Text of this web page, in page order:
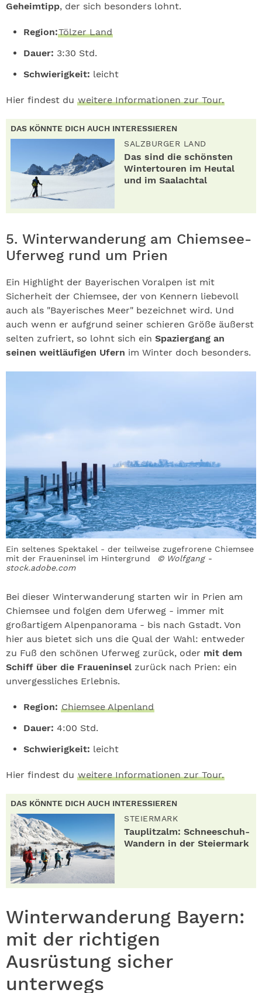
Geheimtipp, der sich besonders lohnt.
Region:Tölzer Land
Dauer: 3:30 Std.
Schwierigkeit: leicht
Hier findest du weitere Informationen zur Tour.
DAS KÖNNTE DICH AUCH INTERESSIEREN
SALZBURGER LAND
Das sind die schönsten
Wintertouren im Heutal
und im Saalachtal
5. Winterwanderung am Chiemsee-
Uferweg rund um Prien
Ein Highlight der Bayerischen Voralpen ist mit
Sicherheit der Chiemsee, der von Kennern liebevoll
auch als "Bayerisches Meer" bezeichnet wird. Und
auch wenn er aufgrund seiner schieren Größe äußerst
selten zufriert, so lohnt sich ein Spaziergang an
seinen weitläufigen Ufern im Winter doch besonders.
Ein seltenes Spektakel - der teilweise zugefrorene Chiemsee
mit der Fraueninsel im Hintergrund
© Wolfgang -
stock.adobe.com
Bei dieser Winterwanderung starten wir in Prien am
Chiemsee und folgen dem Uferweg - immer mit
großartigem Alpenpanorama - bis nach Gstadt. Von
hier aus bietet sich uns die Qual der Wahl: entweder
zu Fuß den schönen Uferweg zurück, oder mit dem
Schiff über die Fraueninsel zurück nach Prien: ein
unvergessliches Erlebnis.
Region: Chiemsee Alpenland
Dauer: 4:00 Std.
Schwierigkeit: leicht
Hier findest du weitere Informationen zur Tour.
DAS KÖNNTE DICH AUCH INTERESSIEREN
STEIERMARK
Tauplitzalm: Schneeschuh-
Wandern in der Steiermark
Winterwanderung Bayern:
mit der richtigen
Ausrüstung sicher
unterwegs